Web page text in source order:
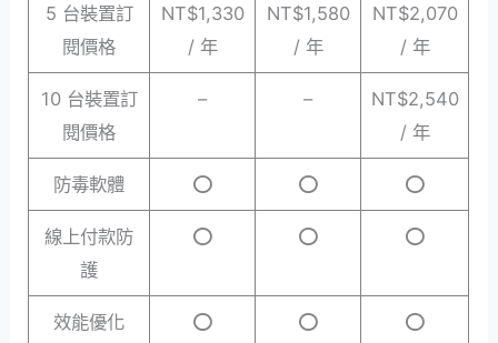
5 台裝置訂
閱價格
NT$1,330
/ 年
NT$1,580
/ 年
NT$2,070
/ 年
10 台裝置訂
閱價格
– –
NT$2,540
/ 年
防毒軟體 ⭕ ⭕ ⭕
線上付款防
護
⭕ ⭕ ⭕
效能優化 ⭕ ⭕ ⭕